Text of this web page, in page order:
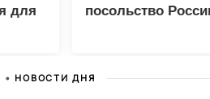
для
посольство
• НОВОСТИ ДНЯ